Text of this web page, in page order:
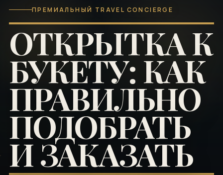
ПРЕМИАЛЬНЫЙ TRAVEL CONCIERGE
ОТКРЫТКА К
БУКЕТУ: КАК
ПРАВИЛЬНО
ПОДОБРАТЬ
И ЗАКАЗАТЬ